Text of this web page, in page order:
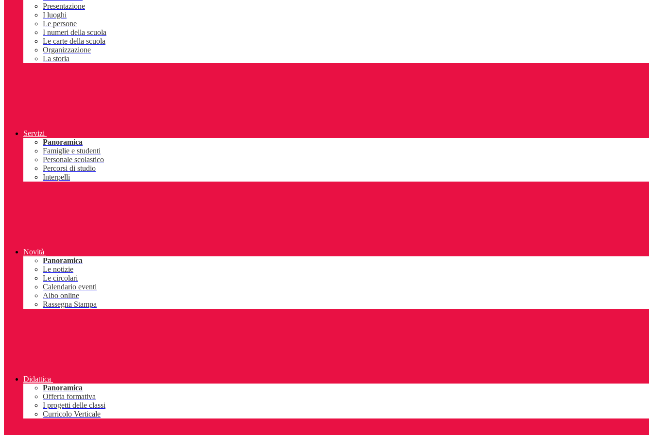
Presentazione
I luoghi
Le persone
I numeri della scuola
Le carte della scuola
Organizzazione
La storia
Servizi
Panoramica
Famiglie e studenti
Personale scolastico
Percorsi di studio
Interpelli
Novità
Panoramica
Le notizie
Le circolari
Calendario eventi
Albo online
Rassegna Stampa
Didattica
Panoramica
Offerta formativa
I progetti delle classi
Curricolo Verticale